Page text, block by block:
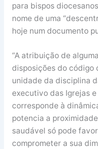
para bispos
nome de uma
hoje num documento
“A atribuição de
disposições do código
unidade da disciplina
executivo das Igrejas
corresponde à
potencia a
saudável só pode
comprometer a sua